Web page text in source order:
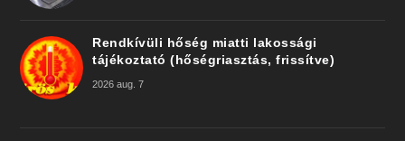
Rendkívüli hőség miatti lakossági
tájékoztató (hőségriasztás, frissítve)
2026 aug. 7